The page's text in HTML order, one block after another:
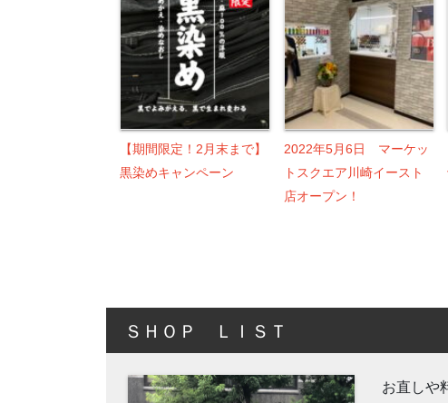
【期間限定！2月末まで】
黒染めキャンペーン
2022年5月6日 マーケッ
トスクエア川崎イースト
店オープン！
ＳＨＯＰ ＬＩＳＴ
お直しや